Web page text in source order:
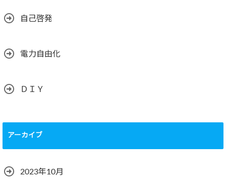
自己啓発
電力自由化
ＤＩＹ
アーカイブ
2023年10月